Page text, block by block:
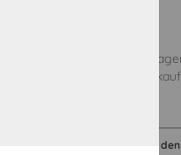
oder Abholung in 5
oder an den im Schritt
Auf